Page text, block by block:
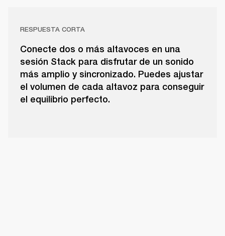
RESPUESTA CORTA
Conecte dos o más altavoces en una
sesión Stack para disfrutar de un sonido
más amplio y sincronizado. Puedes ajustar
el volumen de cada altavoz para conseguir
el equilibrio perfecto.